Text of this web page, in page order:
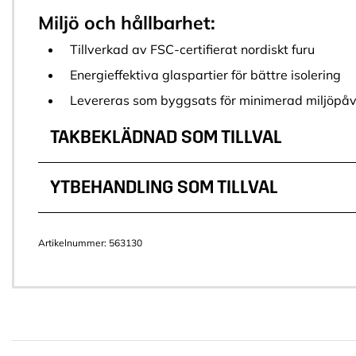
Miljö och hållbarhet:
Tillverkad av FSC-certifierat nordiskt furu
Energieffektiva glaspartier för bättre isolering
Levereras som byggsats för minimerad
TAKBEKLÄDNAD SOM TILLVAL
YTBEHANDLING SOM TILLVAL
Artikelnummer: 563130